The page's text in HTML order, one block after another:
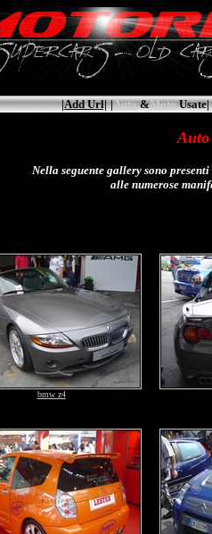
|Add Url| |Auto&MotoUsate|
Auto
Nella seguente gallery sono
alle numerose
bmw z4